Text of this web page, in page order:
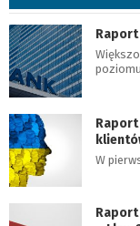
Raport
Raport
W
Raport